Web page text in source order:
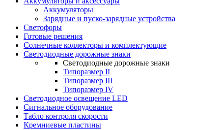
Аккумуляторы
Зарядные и пуско-зарядные устройства
Светофоры
Готовые решения
Солнечные коллекторы и комплектующие
Светодиодные дорожные знаки
Светодиодные дорожные знаки
Типоразмер II
Типоразмер III
Типоразмер IV
Светодиодное освещение LED
Сигнальное оборудование
Табло контроля скорости
Кремниевые пластины